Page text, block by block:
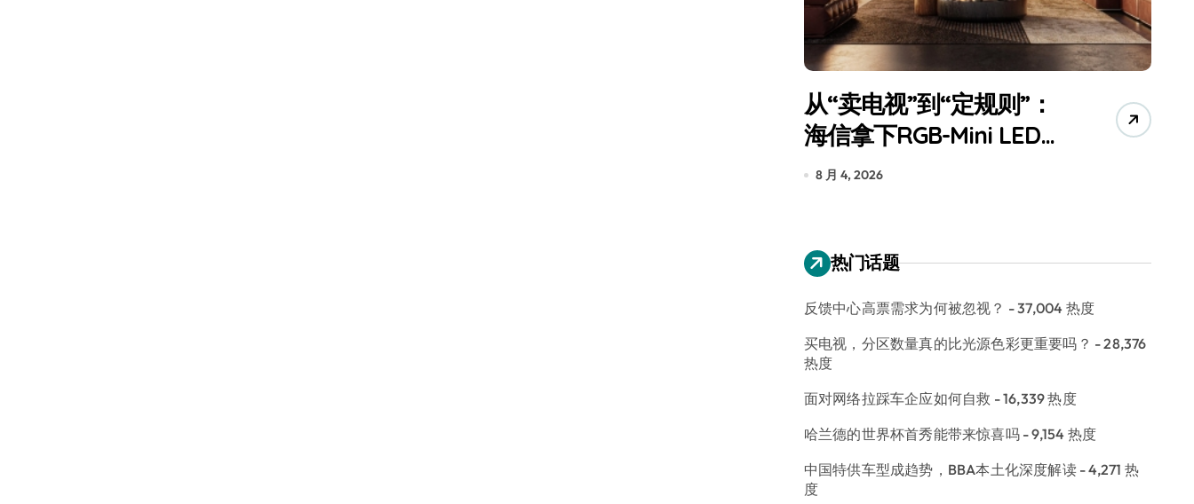
从“卖电视”到“定规则”：
海信拿下RGB-Mini LED全
球话语权
8 月 4, 2026
热门话题
反馈中心高票需求为何被忽视？ - 37,004 热度
买电视，分区数量真的比光源色彩更重要吗？ - 28,376
热度
面对网络拉踩车企应如何自救 - 16,339 热度
哈兰德的世界杯首秀能带来惊喜吗- 9,154 热度
中国特供车型成趋势，BBA本土化深度解读- 4,271 热
度